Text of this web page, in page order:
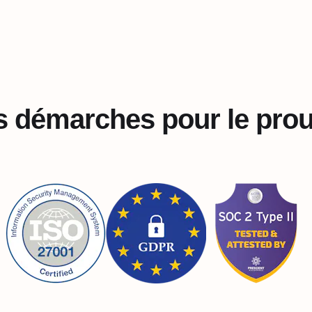
démarches pour le